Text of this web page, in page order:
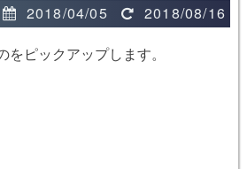
2018/04/05
2018/08/16
ピックアップします。